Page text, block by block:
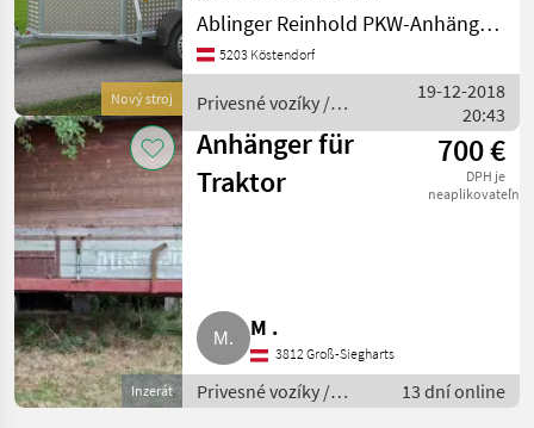
Nový stroj
Auflaufeinrichtung mit
Kugelkopfkupplung,
Zentralrohrdeichsel
Gummifederachsen mit
verzinktem Achsrohr und R
Ablinger Reinhold PKW-Anhänger und Fahrzeugbau Ges.m.b.H.
5203 Köstendorf
Privesné vozíky /
Ablinger
19-12-2018
20:43
Inzerát
Anhänger für
Traktor
700 €
DPH je
neaplikovateľné
M .
3812 Groß-Siegharts
Privesné vozíky /
Príves na prepravu
13 dní online